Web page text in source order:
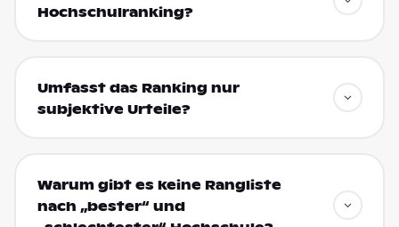
Hochschulranking?
Umfasst das Ranking nur
subjektive Urteile?
Warum gibt es keine Rangliste
nach „bester“ und